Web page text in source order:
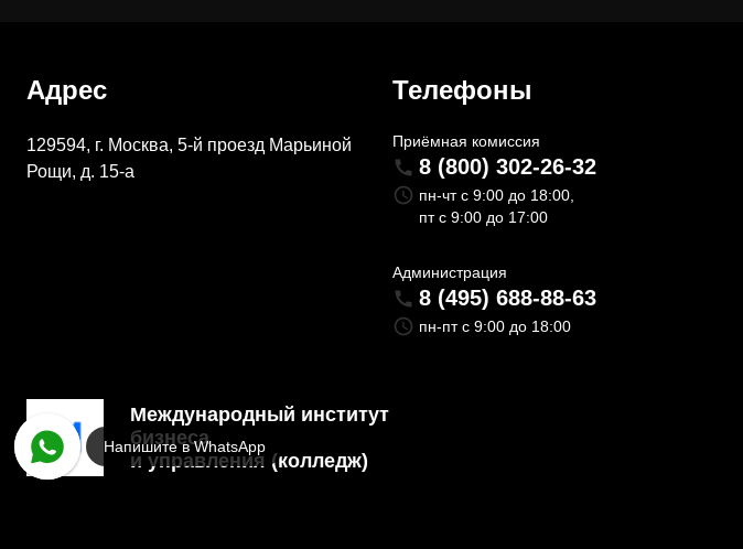
Адрес
129594, г. Москва, 5-й проезд Марьиной
Рощи, д. 15-а
Телефоны
Приёмная комиссия
8 (800) 302-26-32
пн-чт с 9:00 до 18:00,
пт с 9:00 до 17:00
Администрация
8 (495) 688-88-63
пн-пт с 9:00 до 18:00
Международный институт
бизнеса
и управления (колледж)
Напишите в WhatsApp